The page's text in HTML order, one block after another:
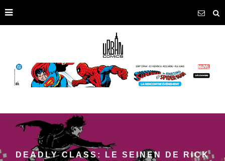
DEADLY CLASS: LE SEINEN DE RICK